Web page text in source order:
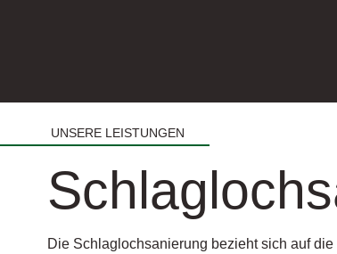
UNSERE LEISTUNGEN
Die Schlaglochsanierung bezieht sich auf